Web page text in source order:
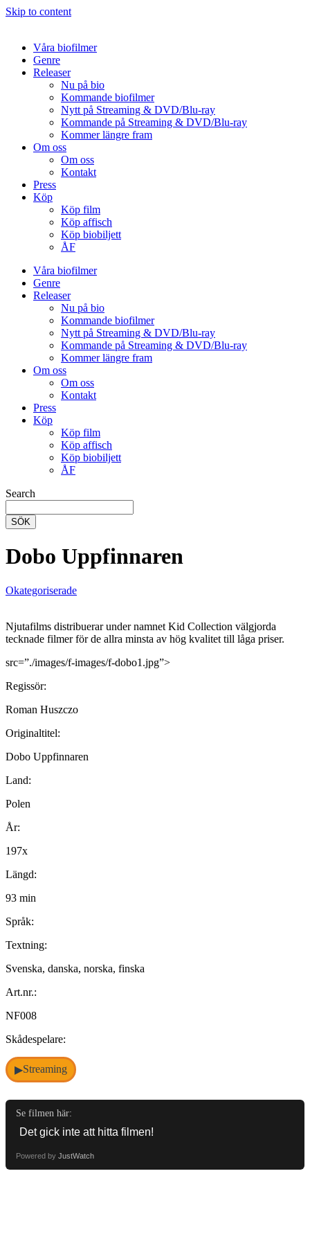
Skip to content
Våra biofilmer
Genre
Releaser
Nu på bio
Kommande biofilmer
Nytt på Streaming & DVD/Blu-ray
Kommande på Streaming & DVD/Blu-ray
Kommer längre fram
Om oss
Om oss
Kontakt
Press
Köp
Köp film
Köp affisch
Köp biobiljett
ÅF
Våra biofilmer
Genre
Releaser
Nu på bio
Kommande biofilmer
Nytt på Streaming & DVD/Blu-ray
Kommande på Streaming & DVD/Blu-ray
Kommer längre fram
Om oss
Om oss
Kontakt
Press
Köp
Köp film
Köp affisch
Köp biobiljett
ÅF
Search
SÖK
Dobo Uppfinnaren
Okategoriserade
Njutafilms distribuerar under namnet Kid Collection välgjorda
tecknade filmer för de allra minsta av hög kvalitet till låga priser.
src=”./images/f-images/f-dobo1.jpg”>
Regissör:
Roman Huszczo
Originaltitel:
Dobo Uppfinnaren
Land:
Polen
År:
197x
Längd:
93 min
Språk:
Textning:
Svenska, danska, norska, finska
Art.nr.:
NF008
Skådespelare:
▶Streaming
Se filmen här:
Powered by JustWatch